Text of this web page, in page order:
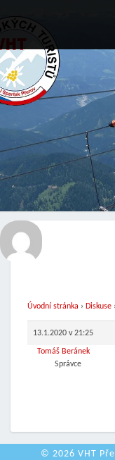
Úvodní stránka › Diskuse ›
13.1.2020 v 21:25
Tomáš Beránek
Správce
© 2026 VHT